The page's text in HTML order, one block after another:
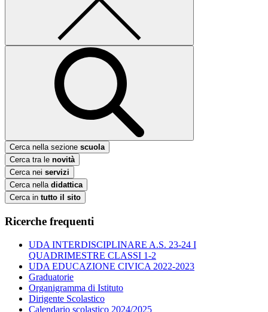
Cerca nella sezione scuola
Cerca tra le novità
Cerca nei servizi
Cerca nella didattica
Cerca in tutto il sito
Ricerche frequenti
UDA INTERDISCIPLINARE A.S. 23-24 I
QUADRIMESTRE CLASSI 1-2
UDA EDUCAZIONE CIVICA 2022-2023
Graduatorie
Organigramma di Istituto
Dirigente Scolastico
Calendario scolastico 2024/2025